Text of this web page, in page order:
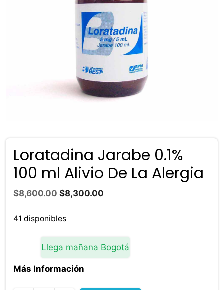
Loratadina Jarabe 0.1%
100 ml Alivio De La Alergia
$8,600.00 El
original
$8,600.00.
$8,300.00
$8,300.00.
41 disponibles
Llega mañana Bogotá
Más Información